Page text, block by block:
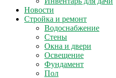
Новости
Стройка и ремонт
Водоснабжение
Стены
Окна и двери
Освещение
Фундамент
Пол